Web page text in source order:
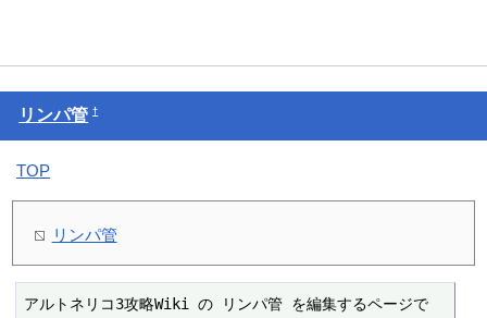
リンパ管 †
TOP
リンパ管
アルトネリコ3攻略Wiki の リンパ管 を編集するページで